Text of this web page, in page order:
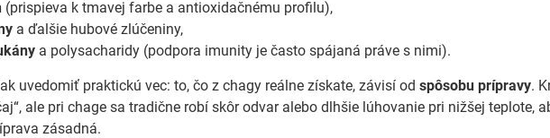
(prispieva k tmavej farbe a antioxidačnému profilu),
a ďalšie hubové zlúčeniny,
a polysacharidy (podpora imunity je často spájaná práve s nimi).
uvedomiť praktickú vec: to, čo z chagy reálne získate, závisí odspôsobu prípravy.
ale pri chage sa tradične robí skôr odvar alebo dlhšie lúhovanie pri nižšej teplote,
zásadná.